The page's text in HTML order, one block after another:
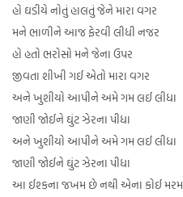
હો ઘડીયે નોતું હાલતું જેને મારા વગર
મને ભાળીને આજ ફેરવી લીધી નજર
હો હતો ભરોસો મને જેના ઉપર
જીવતા શીખી ગઈ એતો મારા વગર
અને ખુશીયો આપીને અમે ગમ લઈ લીધા
જાણી જોઈને ઘુંટ ઝેરના પીધા
અને ખુશીયો આપીને અમે ગમ લઈ લીધા
જાણી જોઈને ઘુંટ ઝેરના પીધા
આ ઈશ્કના જખમ છે નથી એના કોઈ મરમ